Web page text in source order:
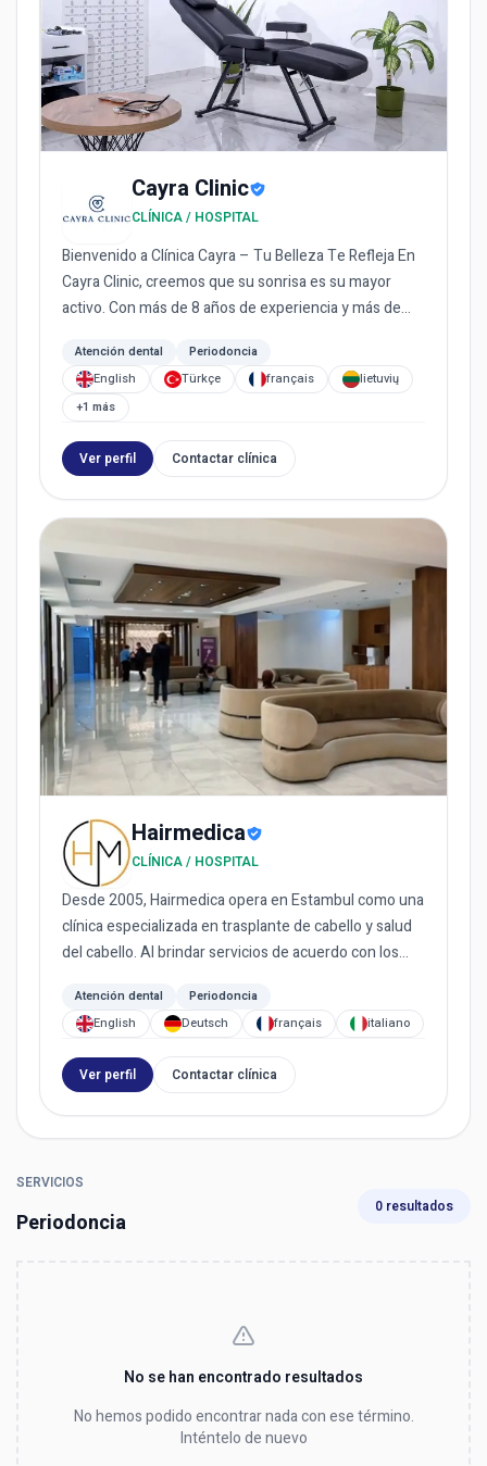
Cayra Clinic
CLÍNICA / HOSPITAL
Bienvenido a Clínica Cayra – Tu Belleza Te Refleja En
Cayra Clinic, creemos que su sonrisa es su mayor
activo. Con más de 8 años de experiencia y más de
Atención dental
Periodoncia
English
Türkçe français
lietuvių
+1 más
Ver perfil Contactar clínica
Hairmedica
CLÍNICA / HOSPITAL
Desde 2005, Hairmedica opera en Estambul como una
clínica especializada en trasplante de cabello y salud
del cabello. Al brindar servicios de acuerdo con los
Atención dental
Periodoncia
English
Deutsch français italiano
Ver perfil Contactar clínica
SERVICIOS
Periodoncia
0 resultados
No se han encontrado resultados
No hemos podido encontrar nada con ese término.
Inténtelo de nuevo